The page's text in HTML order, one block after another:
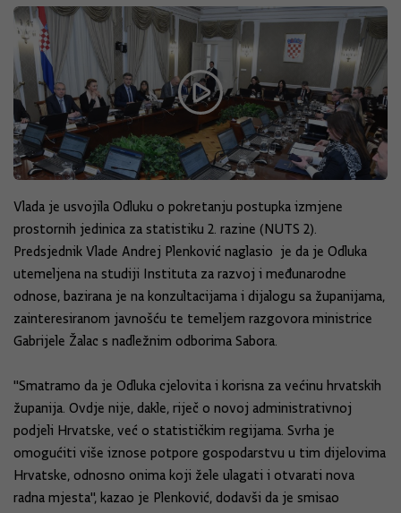
Vlada je usvojila Odluku o pokretanju postupka izmjene
prostornih jedinica za statistiku 2. razine (NUTS 2).
Predsjednik Vlade Andrej Plenković naglasio je da je Odluka
utemeljena na studiji Instituta za razvoj i međunarodne
odnose, bazirana je na konzultacijama i dijalogu sa županijama,
zainteresiranom javnošću te temeljem razgovora ministrice
Gabrijele Žalac s nadležnim odborima Sabora.
"Smatramo da je Odluka cjelovita i korisna za većinu hrvatskih
županija. Ovdje nije, dakle, riječ o novoj administrativnoj
podjeli Hrvatske, već o statističkim regijama. Svrha je
omogućiti više iznose potpore gospodarstvu u tim dijelovima
Hrvatske, odnosno onima koji žele ulagati i otvarati nova
radna mjesta", kazao je Plenković, dodavši da je smisao